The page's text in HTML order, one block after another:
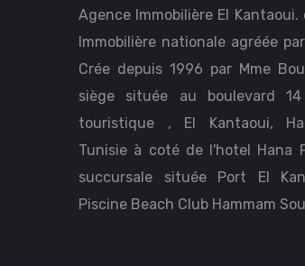
Agence Immobilière El
Immobilière nationale agréée
Crée depuis 1996 par Mme
siège située au boulevard
touristique , El Kantaoui,
Tunisie à coté de l'hotel Hana
succursale située Port El
Piscine Beach Club Hammam